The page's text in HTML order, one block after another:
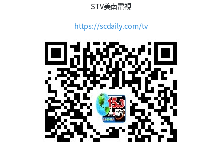
STV美南電視
https://scdaily.com/tv